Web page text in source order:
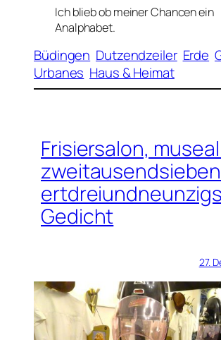
Ich blieb ob meiner Chancen ein
Analphabet.
Büdingen Dutzendzeiler Erde
Urbanes Haus & Heimat
Frisiersalon,
Gedicht
27.